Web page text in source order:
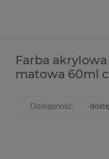
Farba
matowa 60ml
Dostępność: